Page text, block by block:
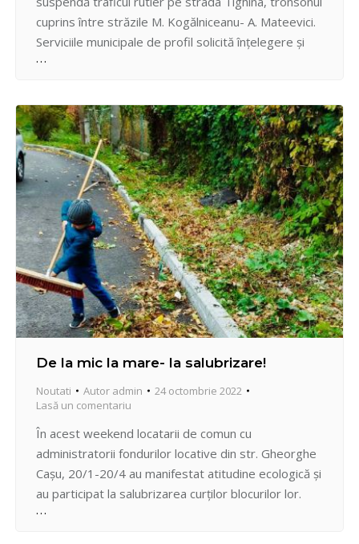
cuprins între străzile M. Kogălniceanu- A. Mateevici.
Serviciile municipale de profil solicită înțelegere și
scuze din partea cetățenilor pentru incomoditățile
cartierele unde este anunțată suspendare de trafic
rutier sunt îndemnaţi să ocolească zona respectivă.
De la mic la mare- la salubrizare!
Noutati Autor admin
24 octombrie 2022
Lasă un comentariu
În acest weekend locatarii de comun cu
administratorii fondurilor locative din str. Gheorghe
Cașu, 20/1-20/4 au manifestat atitudine ecologică și
au participat la salubrizarea curților blocurilor lor.
Amintim că Primăria municipiului Chișinău